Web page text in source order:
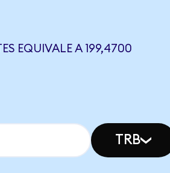
EQUIVALE A 199,4700
TRB